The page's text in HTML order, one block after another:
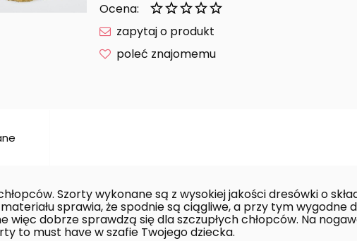
Ocena:
zapytaj o produkt
poleć znajomemu
Szorty wykonane są z wysokiej jakości dresówki o
materiału sprawia, że spodnie są ciągliwe, a przy tym wygodne
więc dobrze sprawdzą się dla szczupłych chłopców. Na
to must have w szafie Twojego dziecka.